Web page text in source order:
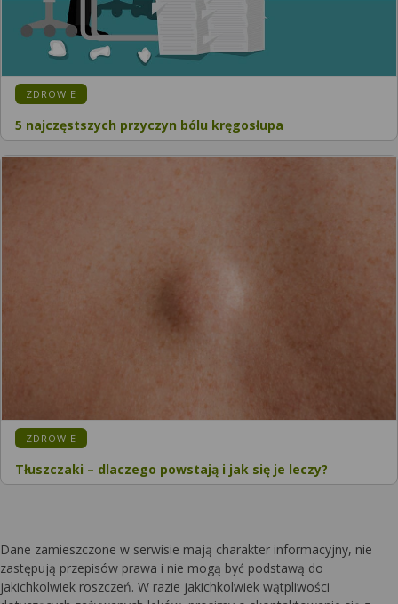
KATEGORIA:
ZDROWIE
5 najczęstszych przyczyn bólu kręgosłupa
KATEGORIA:
ZDROWIE
Tłuszczaki – dlaczego powstają i jak się je leczy?
Dane zamieszczone w serwisie mają charakter informacyjny, nie
zastępują przepisów prawa i nie mogą być podstawą do
jakichkolwiek roszczeń. W razie jakichkolwiek wątpliwości